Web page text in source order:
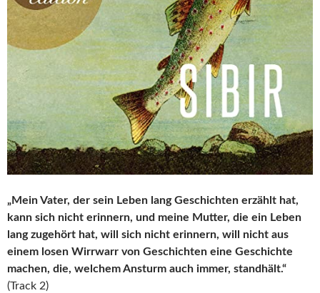
„Mein Vater, der sein Leben lang Geschichten erzählt hat,
kann sich nicht erinnern, und meine Mutter, die ein Leben
lang zugehört hat, will sich nicht erinnern, will nicht aus
einem losen Wirrwarr von Geschichten eine Geschichte
machen, die, welchem Ansturm auch immer, standhält.“
(Track 2)